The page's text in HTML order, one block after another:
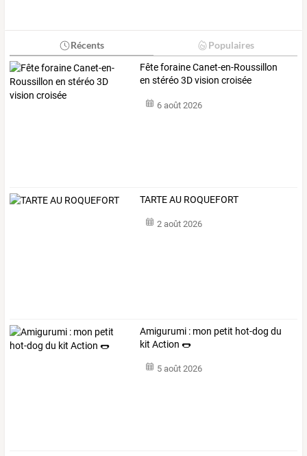
Récents Populaires
Fête foraine Canet-en-Roussillon
en stéréo 3D vision croisée
6 août 2026
TARTE AU ROQUEFORT
2 août 2026
Amigurumi : mon petit hot-dog du
kit Action 🌭
5 août 2026